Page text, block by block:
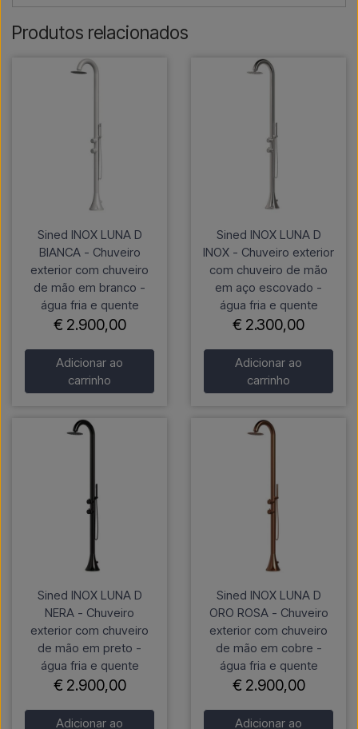
Produtos relacionados
Sined INOX LUNA D
BIANCA - Chuveiro
exterior com chuveiro
de mão em branco -
água fria e quente
€ 2.900,00
Adicionar ao
carrinho
Sined INOX LUNA D
INOX - Chuveiro exterior
com chuveiro de mão
em aço escovado -
água fria e quente
€ 2.300,00
Adicionar ao
carrinho
Sined INOX LUNA D
NERA - Chuveiro
exterior com chuveiro
de mão em preto -
água fria e quente
€ 2.900,00
Adicionar ao
Sined INOX LUNA D
ORO ROSA - Chuveiro
exterior com chuveiro
de mão em cobre -
água fria e quente
€ 2.900,00
Adicionar ao